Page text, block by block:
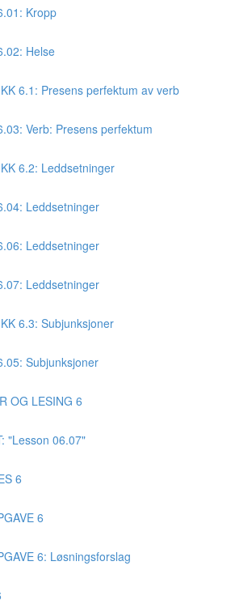
Kropp
Helse
6.1: Presens perfektum av verb
Verb: Presens perfektum
6.2: Leddsetninger
Leddsetninger
Leddsetninger
Leddsetninger
6.3: Subjunksjoner
Subjunksjoner
OG LESING 6
"Lesson 06.07"
6
6
6: Løsningsforslag